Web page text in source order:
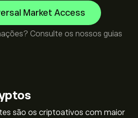
são os criptoativos com maior
Market Access
Consulte os nossos guias